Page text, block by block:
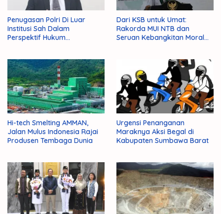
Penugasan Polri Di Luar
Institusi Sah Dalam
Perspektif Hukum
Dari KSB untuk Umat:
Rakorda MUI NTB dan
Seruan Kebangkitan Moral
Hi-tech Smelting AMMAN,
Jalan Mulus Indonesia Rajai
Produsen Tembaga Dunia
Urgensi Penanganan
Maraknya Aksi Begal di
Kabupaten Sumbawa Barat